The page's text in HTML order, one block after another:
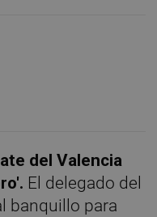
del Valencia
El delegado del
banquillo para